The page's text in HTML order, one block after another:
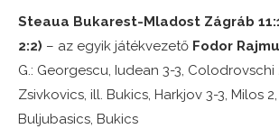
Steaua Bukarest-Mladost Zágráb
2:2) – az egyik játékvezető Fodor
G.: Georgescu, Iudean 3-3, Colodrovschi
Zsivkovics, ill. Bukics, Harkjov 3-3, Milos
Buljubasics, Bukics